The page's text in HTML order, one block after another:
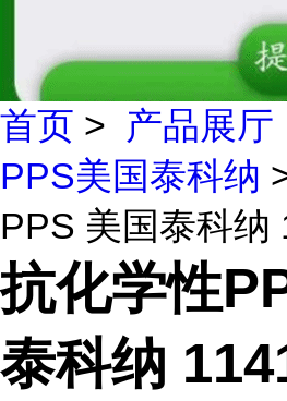
首页 > 产品展厅
PPS美国泰科纳
PPS 美国泰科纳
抗化学性
泰科纳